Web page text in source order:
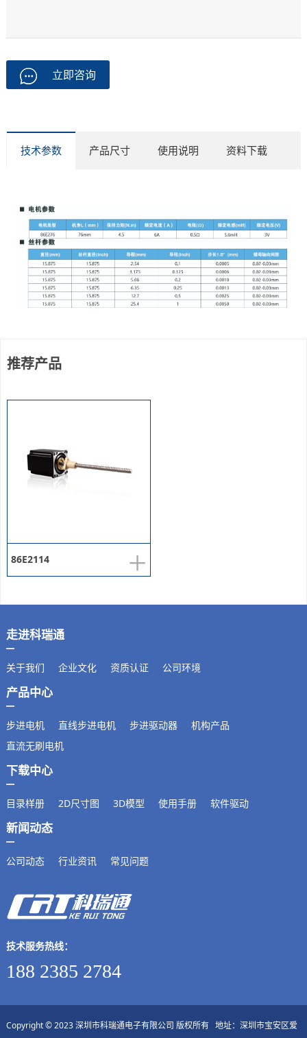
立即咨询
技术参数 产品尺寸 使用说明 资料下载
推荐产品
+
86E2114
走进科瑞通
关于我们 企业文化 资质认证 公司环境
产品中心
步进电机 直线步进电机 步进驱动器
机构产品
直流无刷电机
下载中心
目录样册 2D尺寸图 3D模型 使用手册 软件驱动
新闻动态
公司动态 行业资讯 常见问题
技术服务热线：
188 2385 2784
Copyright © 2023 深圳市科瑞通电子有限公司 版权所有 地址：深圳市宝安区爱